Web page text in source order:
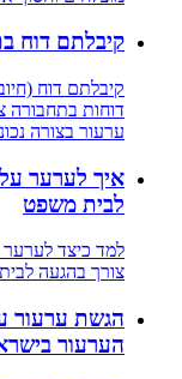
קיבלתם דוח
קיבלתם דוח
דוחות בתחבורה
ערעור בצורה
איך לערער
לבית משפט
למד כיצד לערער
צורך בהגעה
הגשת ערעור
הערעור בישראל